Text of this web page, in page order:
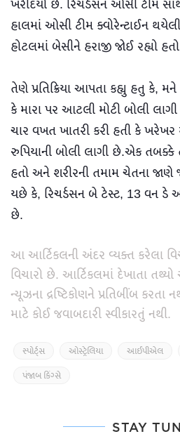
ખરીદયો છે. રિચર્ડસન ઓસી ટીમ
હાલમાં ઓસી ટીમ ક્વોરેન્ટાઈન
હોટલમાં બેસીને હરાજી જોઈ રહ્યો
તેણે પ્રતિક્રિયા આપતા કહ્યુ હતુ કે,
કે મારા પર આટલી મોટી બોલી
ચાર વખત ખાતરી કરી હતી કે ખરેખર
રુપિયાની બોલી લાગી છે.એક
હતો અને શરીરની તમામ ચેતના જાણે
યછે કે, રિચર્ડસન બે ટેસ્ટ, 13 વન ડે
છે.
આ આર્ટિકલની અંદર વ્યક્ત કરેલા
વિચારો છે. આર્ટિકલમાં દેખાતા
ન્યૂઝના દ્રષ્ટિકોણને પ્રતિબીંબ
માટે કોઈ જવાબદારી સ્વીકારતું નથી.
સ્પોર્ટ્સ ઓસ્ટ્રેલિયા આઈપીએલ
પંજાબ કિંગ્સે
STAY